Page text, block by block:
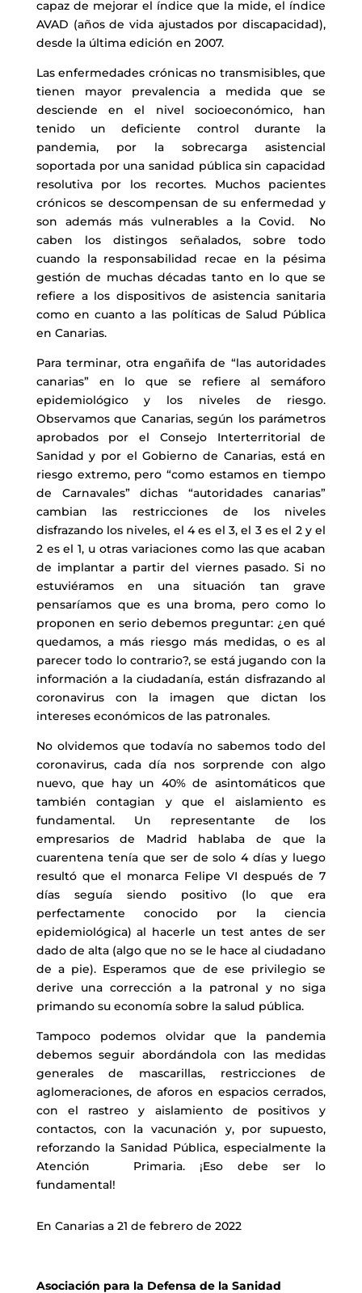
capaz de mejorar el índice que la mide, el índice
AVAD (años de vida ajustados por discapacidad),
desde la última edición en 2007.
Las enfermedades crónicas no transmisibles, que
tienen mayor prevalencia a medida que se
desciende en el nivel socioeconómico, han
tenido un deficiente control durante la
pandemia, por la sobrecarga asistencial
soportada por una sanidad pública sin capacidad
resolutiva por los recortes. Muchos pacientes
crónicos se descompensan de su enfermedad y
son además más vulnerables a la Covid. No
caben los distingos señalados, sobre todo
cuando la responsabilidad recae en la pésima
gestión de muchas décadas tanto en lo que se
refiere a los dispositivos de asistencia sanitaria
como en cuanto a las políticas de Salud Pública
en Canarias.
Para terminar, otra engañifa de “las autoridades
canarias” en lo que se refiere al semáforo
epidemiológico y los niveles de riesgo.
Observamos que Canarias, según los parámetros
aprobados por el Consejo Interterritorial de
Sanidad y por el Gobierno de Canarias, está en
riesgo extremo, pero “como estamos en tiempo
de Carnavales” dichas “autoridades canarias”
cambian las restricciones de los niveles
disfrazando los niveles, el 4 es el 3, el 3 es el 2 y el
2 es el 1, u otras variaciones como las que acaban
de implantar a partir del viernes pasado. Si no
estuviéramos en una situación tan grave
pensaríamos que es una broma, pero como lo
proponen en serio debemos preguntar: ¿en qué
quedamos, a más riesgo más medidas, o es al
parecer todo lo contrario?, se está jugando con la
información a la ciudadanía, están disfrazando al
coronavirus con la imagen que dictan los
intereses económicos de las patronales.
No olvidemos que todavía no sabemos todo del
coronavirus, cada día nos sorprende con algo
nuevo, que hay un 40% de asintomáticos que
también contagian y que el aislamiento es
fundamental. Un representante de los
empresarios de Madrid hablaba de que la
cuarentena tenía que ser de solo 4 días y luego
resultó que el monarca Felipe VI después de 7
días seguía siendo positivo (lo que era
perfectamente conocido por la ciencia
epidemiológica) al hacerle un test antes de ser
dado de alta (algo que no se le hace al ciudadano
de a pie). Esperamos que de ese privilegio se
derive una corrección a la patronal y no siga
primando su economía sobre la salud pública.
Tampoco podemos olvidar que la pandemia
debemos seguir abordándola con las medidas
generales de mascarillas, restricciones de
aglomeraciones, de aforos en espacios cerrados,
con el rastreo y aislamiento de positivos y
contactos, con la vacunación y, por supuesto,
reforzando la Sanidad Pública, especialmente la
Atención Primaria. ¡Eso debe ser lo
fundamental!
En Canarias a 21 de febrero de 2022
Asociación para la Defensa de la Sanidad